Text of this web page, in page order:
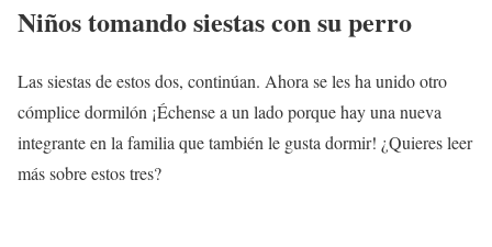
Niños tomando siestas con su perro
Las siestas de estos dos, continúan. Ahora se les ha unido otro
cómplice dormilón ¡Échense a un lado porque hay una nueva
integrante en la familia que también le gusta dormir! ¿Quieres leer
más sobre estos tres?